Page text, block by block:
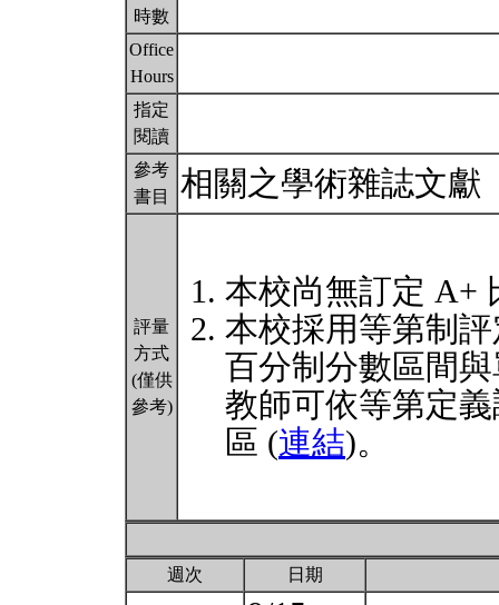
時數
Office
Hours
指定
閱讀
參考
書目
相關之學術雜誌文獻
評量
方式
(僅供
參考)
本校尚無訂定 A+
本校採用等第制
百分制分數區間
教師可依等第定
區 (連結)。
週次 日期